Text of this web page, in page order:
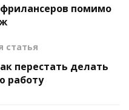
помимо
статья
перестать делать
работу